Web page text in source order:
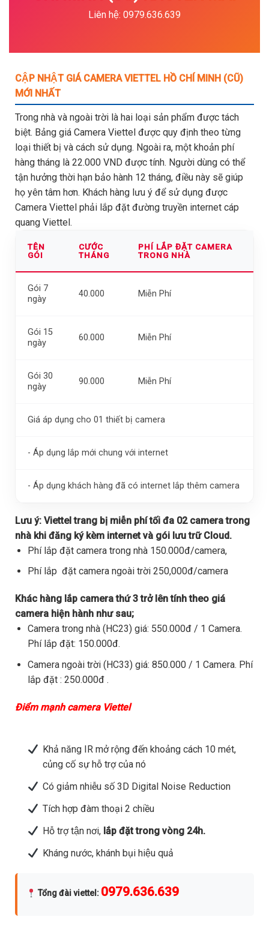
Liên hệ: 0979.636.639
CẬP NHẬT GIÁ CAMERA VIETTEL HỒ CHÍ MINH (CŨ)
MỚI NHẤT
Trong nhà và ngoài trời là hai loại sản phẩm được tách
biệt. Bảng giá Camera Viettel được quy định theo từng
loại thiết bị và cách sử dụng. Ngoài ra, một khoản phí
hàng tháng là 22.000 VND được tính. Người dùng có thể
tận hưởng thời hạn bảo hành 12 tháng, điều này sẽ giúp
họ yên tâm hơn. Khách hàng lưu ý để sử dụng được
Camera Viettel phải lắp đặt đường truyền internet cáp
quang Viettel.
TÊN
GÓI
CƯỚC
THÁNG
PHÍ LẮP ĐẶT CAMERA
TRONG NHÀ
Gói 7
ngày
40.000 Miễn Phí
Gói 15
ngày
60.000 Miễn Phí
Gói 30
ngày
90.000 Miễn Phí
Giá áp dụng cho 01 thiết bị camera
- Áp dụng lắp mới chung với internet
- Áp dụng khách hàng đã có internet lắp thêm camera
Lưu ý: Viettel trang bị miễn phí tối đa 02 camera trong
nhà khi đăng ký kèm internet và gói lưu trữ Cloud.
Phí lắp đặt camera trong nhà 150.000đ/camera,
Phí lắp đặt camera ngoài trời 250,000đ/camera
Khác hàng lắp camera thứ 3 trở lên tính theo giá
camera hiện hành như sau;
Camera trong nhà (HC23) giá: 550.000đ / 1 Camera.
Phí lắp đặt: 150.000đ.
Camera ngoài trời (HC33) giá: 850.000 / 1 Camera. Phí
lắp đặt : 250.000đ .
Điểm mạnh camera Viettel
Khả năng IR mở rộng đến khoảng cách 10 mét,
củng cố sự hỗ trợ của nó
Có giảm nhiễu số 3D Digital Noise Reduction
Tích hợp đàm thoại 2 chiều
Hỗ trợ tận nơi,lắp đặt trong vòng 24h.
Kháng nước, khánh bụi hiệu quả
Tổng đài viettel : 0979.636.639